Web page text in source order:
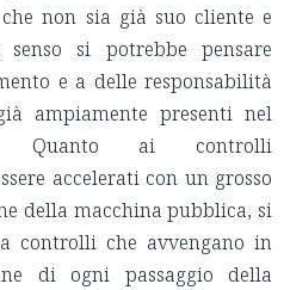
non sia già suo cliente e
si potrebbe pensare
e a delle responsabilità
ampiamente presenti nel
Quanto ai controlli
accelerati con un grosso
della macchina pubblica, si
controlli che avvengano in
di ogni passaggio della